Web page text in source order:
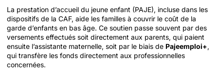
La prestation d’accueil du jeune enfant (PAJE), incluse dans les
dispositifs de la CAF, aide les familles à couvrir le coût de la
garde d’enfants en bas âge. Ce soutien passe souvent par des
versements effectués soit directement aux parents, qui paient
ensuite l’assistante maternelle, soit par le biais de Pajeemploi+,
qui transfère les fonds directement aux professionnelles
concernées.